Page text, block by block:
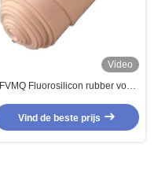
Video
FVMQ Fluorosilicon rubber voor
Hoogtemperatuurweerstand
Vind de beste prijs